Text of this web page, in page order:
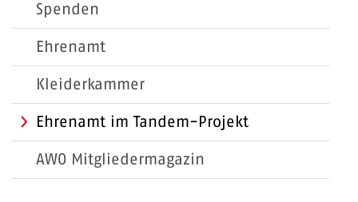
Spenden
Ehrenamt
Kleiderkammer
Ehrenamt im Tandem-Projekt
AWO Mitgliedermagazin